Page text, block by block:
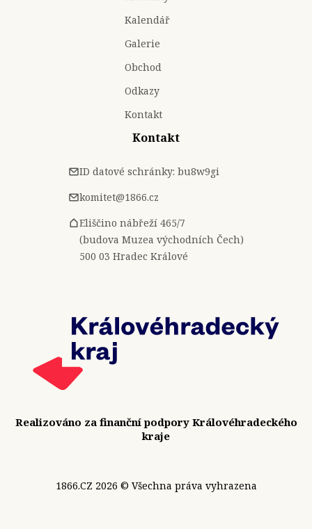
Kalendář
Galerie
Obchod
Odkazy
Kontakt
Kontakt
ID datové schránky: bu8w9gi
komitet@1866.cz
Eliščino nábřeží 465/7
(budova Muzea východních Čech)
500 03 Hradec Králové
Realizováno za finanční podpory Královéhradeckého
kraje
1866.CZ 2026 © Všechna práva vyhrazena